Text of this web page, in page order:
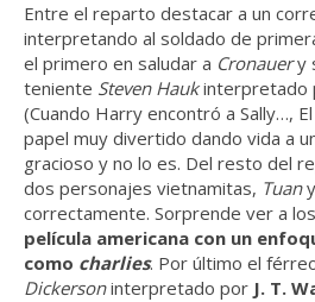
Entre el reparto destacar a un
interpretando al soldado de
el primero en saludar a Cronauery
teniente Steven Haukinterpretado
(Cuando Harry encontró a Sally…,
papel muy divertido dando vida a
gracioso y no lo es. Del resto del
dos personajes vietnamitas, Tuany
correctamente. Sorprende ver a los
película americana con un
como charlies. Por último el
Dickersoninterpretado por J. T.